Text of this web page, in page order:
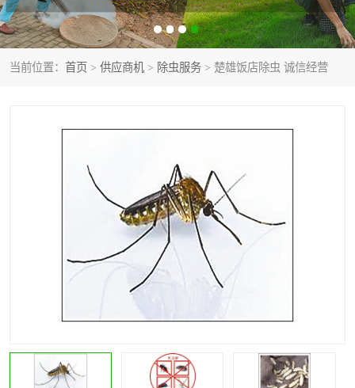
当前位置： 首页 > 供应商机 > 除虫服务 > 楚雄饭店除虫 诚信经营
白蚁防治服务 消杀服务
昆明灭老鼠 昆明灭蟑螂
昆明灭红火蚁公司 昆明驱蛇公司